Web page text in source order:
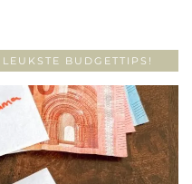
BUDGETTIPS!